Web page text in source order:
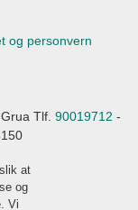
og personvern
Tlf. 90019712 -
at
og
Vi